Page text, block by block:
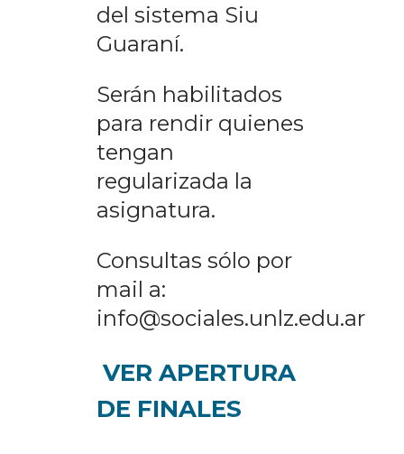
del sistema Siu
Guaraní.
Serán habilitados
para rendir quienes
tengan
regularizada la
asignatura.
Consultas sólo por
mail a:
info@sociales.unlz.edu.ar
VER APERTURA
DE FINALES